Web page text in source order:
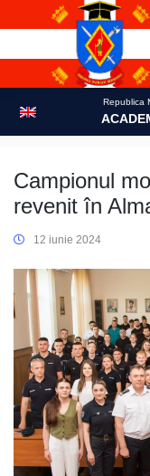
Republica
Campionul
revenit în
12 iunie 2024